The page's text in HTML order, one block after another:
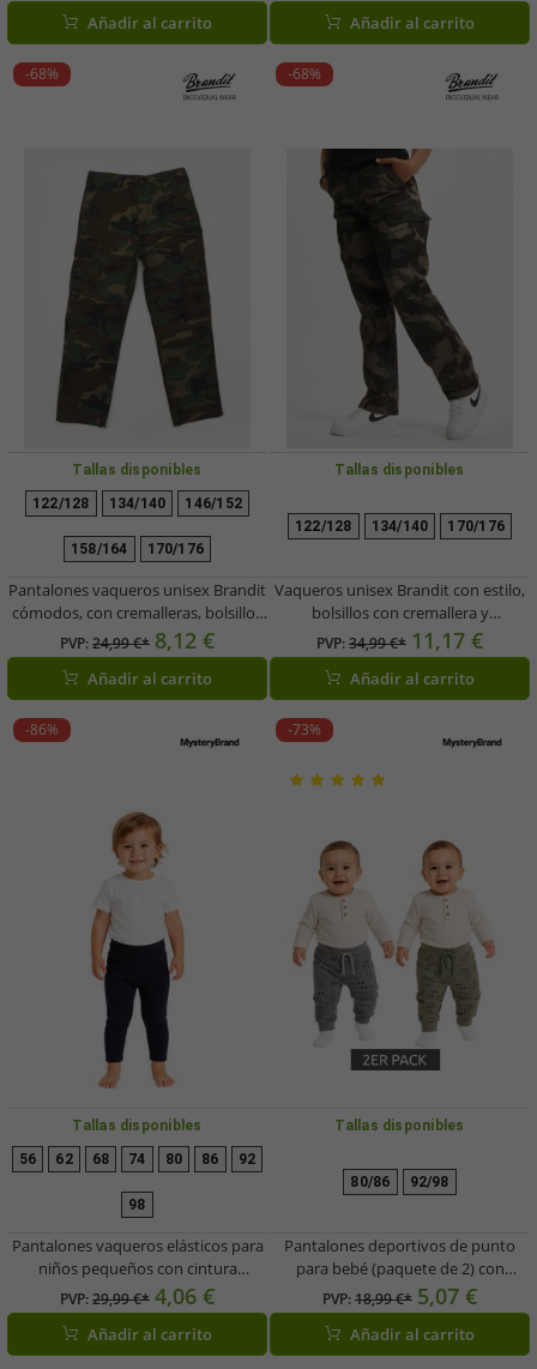
Añadir al carrito Añadir al carrito
-68%
Tallas disponibles
122/128 134/140 146/152
158/164 170/176
Pantalones vaqueros unisex Brandit
cómodos, con cremalleras, bolsillos
y estampado de camuflaje.
PVP:24,99 €* 8,12 €
Añadir al carrito
-68%
Tallas disponibles
122/128 134/140 170/176
Vaqueros unisex Brandit con estilo,
bolsillos con cremallera y
estampado de camuflaje.
PVP:34,99 €* 11,17 €
Añadir al carrito
-86%
Tallas disponibles
56 62 68 74 80 86 92
98
Pantalones vaqueros elásticos para
niños pequeños con cintura
cómoda, pantalones de algodón
para bebé, vaqueros casuales
978728 Azul oscuro
PVP:29,99 €* 4,06 €
Añadir al carrito
-73%
Tallas disponibles
80/86 92/98
Pantalones deportivos de punto
para bebé (paquete de 2) con
estampado de dinosaurios, algodón,
909283 Gris/Verde
PVP:18,99 €* 5,07 €
Añadir al carrito